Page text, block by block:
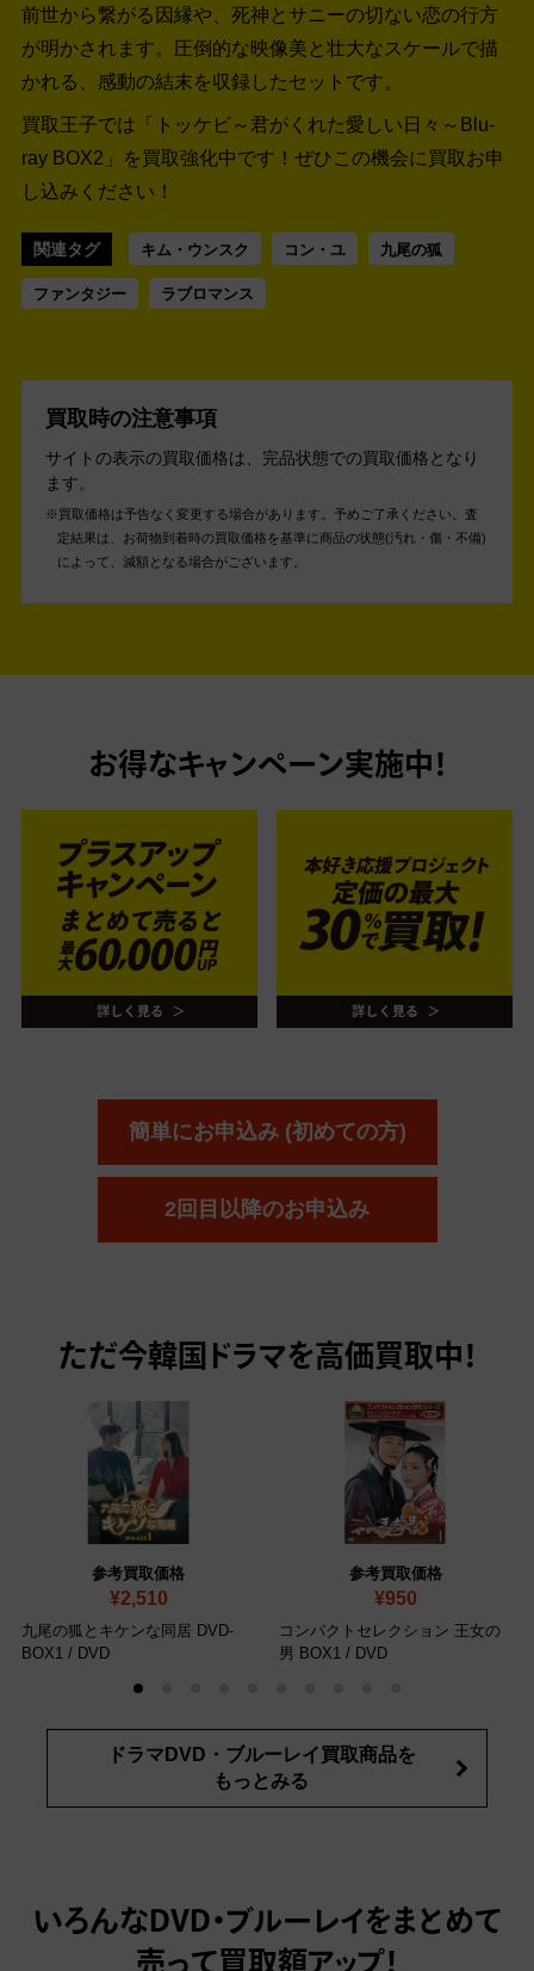
前世から繋がる因縁や、死神とサニーの切ない恋の行方
が明かされます。圧倒的な映像美と壮大なスケールで描
かれる、感動の結末を収録したセットです。
買取王子では「トッケビ～君がくれた愛しい日々～Blu-
ray BOX2」を買取強化中です！ ぜひこの機会に買取お申
し込みください！
関連タグ キム・ウンスク コン・ユ 九尾の狐
ファンタジー ラブロマンス
買取時の注意事項
サイトの表示の買取価格は、完品状態での買取価格となり
ます。
買取価格は予告なく変更する場合があります。予めご了承ください。 査
定結果は、お荷物到着時の買取価格を基準に商品の状態(汚れ・傷・不備)
によって、減額となる場合がございます。
お得なキャンペーン実施中！
簡単にお申込み (初めての方)
2回目以降のお申込み
ただ今韓国ドラマを高価買取中！
参考買取価格
¥2,510
九尾の狐とキケンな同居 DVD-
BOX1 / DVD
参考買取価格
¥950
コンパクトセレクション 王女の
男 BOX1 / DVD
ドラマDVD・ブルーレイ買取商品を
もっとみる
いろんなDVD・ブルーレイをまとめて